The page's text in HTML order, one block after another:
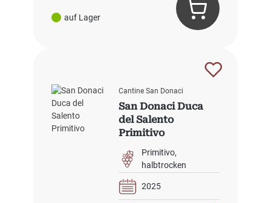
auf Lager
Cantine San Donaci
San Donaci Duca
del Salento
Primitivo
Primitivo
halbtrocken
2025